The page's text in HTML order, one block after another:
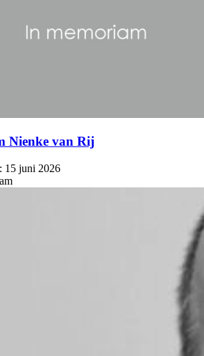
Nienke van Rij
15 juni 2026